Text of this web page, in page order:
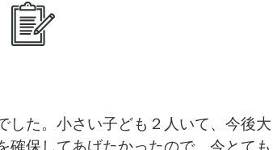
した。小さい子ども２人いて、今後大
確保してあげたかったので、今とても